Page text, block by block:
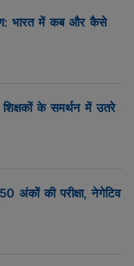
भारत में कब और कैसे
शिक्षकों के समर्थन में उतरे
अंकों की परीक्षा, नेगेटिव